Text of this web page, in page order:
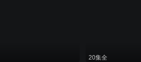
20集全